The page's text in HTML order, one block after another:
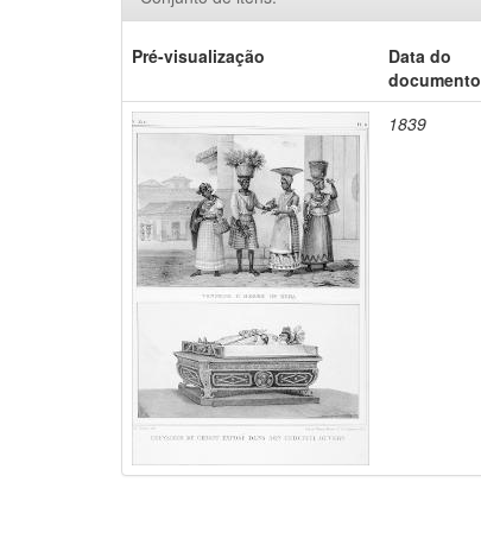
Pré-visualização
Data do
documento
1839